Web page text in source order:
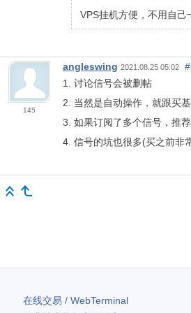
VPS挂机方便，不用自
145
angleswing 2021.08.25 05:02
1. 讨论信号会被删帖
2. 当然是自动操作，就跟买
3. 如果订阅了多个信号，推
4. 信号的坑也很多(买之前非
在线交易 / WebTerminal